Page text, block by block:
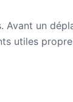
un
utiles